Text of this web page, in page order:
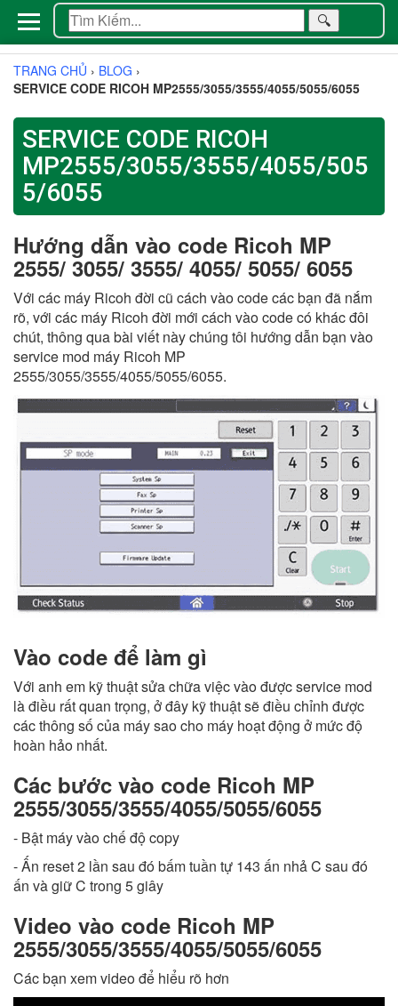
🔍
TRANG CHỦ › BLOG ›
SERVICE CODE RICOH MP2555/3055/3555/4055/5055/6055
SERVICE CODE RICOH
MP2555/3055/3555/4055/505
5/6055
Hướng dẫn vào code Ricoh MP
2555/ 3055/ 3555/ 4055/ 5055/ 6055
Với các máy Ricoh đời cũ cách vào code các bạn đã nắm
rõ, với các máy Ricoh đời mới cách vào code có khác đôi
chút, thông qua bài viết này chúng tôi hướng dẫn bạn vào
service mod máy Ricoh MP
2555/3055/3555/4055/5055/6055.
Vào code để làm gì
Với anh em kỹ thuật sửa chữa việc vào được service mod
là điều rất quan trọng, ở đây kỹ thuật sẽ điều chỉnh được
các thông số của máy sao cho máy hoạt động ở mức độ
hoàn hảo nhất.
Các bước vào code Ricoh MP
2555/3055/3555/4055/5055/6055
- Bật máy vào chế độ copy
- Ấn reset 2 lần sau đó bấm tuần tự 143 ấn nhả C sau đó
ấn và giữ C trong 5 giây
Video vào code Ricoh MP
2555/3055/3555/4055/5055/6055
Các bạn xem video để hiểu rõ hơn